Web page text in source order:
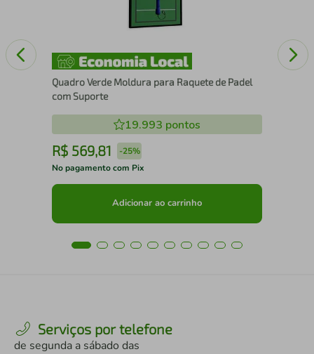
Quadro Verde Moldura para Raquete de Padel
com Suporte
19.993 pontos
R$ 569,81 -25%
No pagamento com Pix
Adicionar ao carrinho
Serviços por telefone
de segunda a sábado das